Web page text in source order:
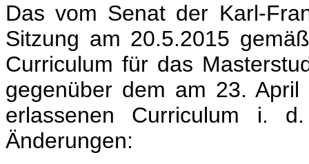
Das vom Senat der Karl-
Sitzung am 20.5.2015
Curriculum für das
gegenüber dem am 23.
erlassenen Curriculum i.
Änderungen: